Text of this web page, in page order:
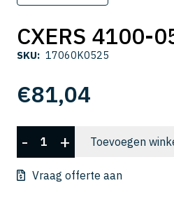
CXERS 4100-
SKU: 17060K0525
€81,04
CXERS
4100-
05-
- + Toevoegen
Vraag offerte aan